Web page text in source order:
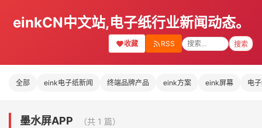
einkCN中文站,电子纸行业新闻动态。
收藏 RSS 搜索
全部 eink电子纸新闻 终端品牌产品 eink方案 eink屏幕 电
墨水屏APP （共 1 篇）